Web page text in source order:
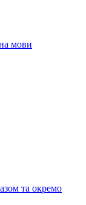
мови
та окремо